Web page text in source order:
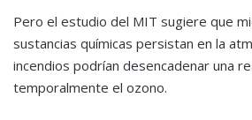
Pero el estudio del MIT sugiere que
sustancias químicas persistan en la
incendios podrían desencadenar una
temporalmente el ozono.